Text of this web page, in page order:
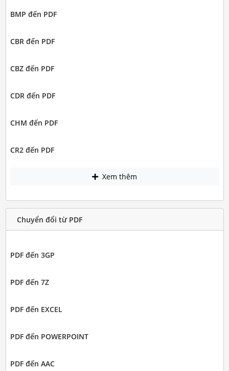
BMP đến PDF
CBR đến PDF
CBZ đến PDF
CDR đến PDF
CHM đến PDF
CR2 đến PDF
Xem thêm
Chuyển đổi từ PDF
PDF đến 3GP
PDF đến 7Z
PDF đến EXCEL
PDF đến POWERPOINT
PDF đến AAC